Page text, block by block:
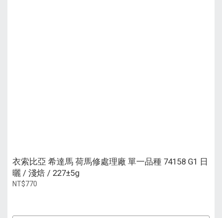
衣索比亞 希達馬 荷馬修處理廠 單一品種 74158 G1 日
曬 / 淺焙 / 227±5g
NT$770